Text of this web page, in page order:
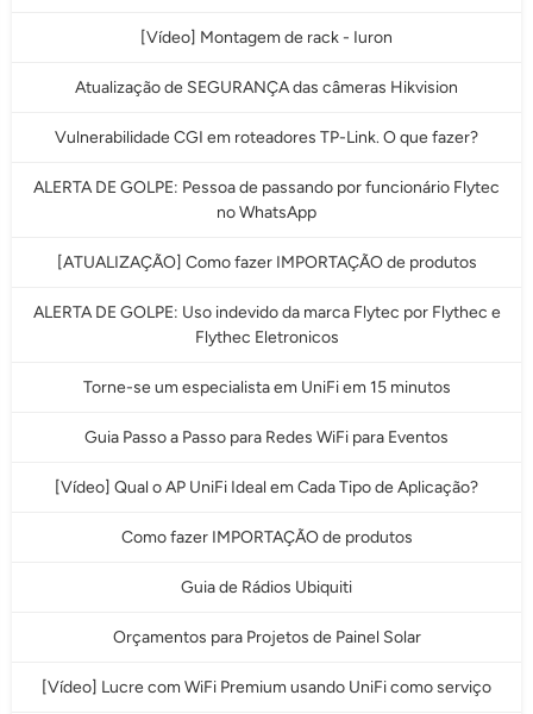
[Vídeo] Montagem de rack - Iuron
Atualização de SEGURANÇA das câmeras Hikvision
Vulnerabilidade CGI em roteadores TP-Link. O que fazer?
ALERTA DE GOLPE: Pessoa de passando por funcionário Flytec
no WhatsApp
[ATUALIZAÇÃO] Como fazer IMPORTAÇÃO de produtos
ALERTA DE GOLPE: Uso indevido da marca Flytec por Flythec e
Flythec Eletronicos
Torne-se um especialista em UniFi em 15 minutos
Guia Passo a Passo para Redes WiFi para Eventos
[Vídeo] Qual o AP UniFi Ideal em Cada Tipo de Aplicação?
Como fazer IMPORTAÇÃO de produtos
Guia de Rádios Ubiquiti
Orçamentos para Projetos de Painel Solar
[Vídeo] Lucre com WiFi Premium usando UniFi como serviço